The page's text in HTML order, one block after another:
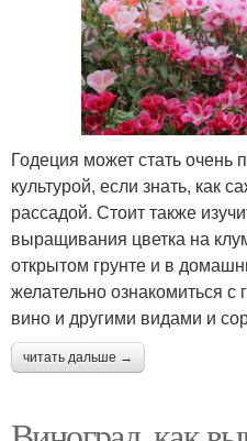
Годеция может стать очень
культурой, если знать, как
рассадой. Стоит также
выращивания цветка на
открытом грунте и в
желательно ознакомиться
вино и другими видами и
читать дальше →